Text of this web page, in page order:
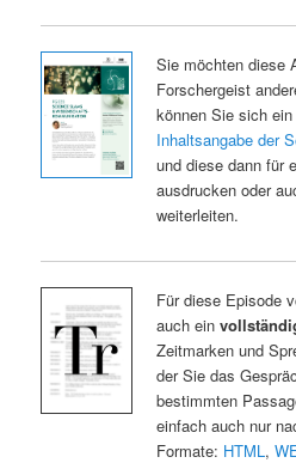
Sie möchten diese
Forschergeist
können Sie sich
Inhaltsangabe der
und diese dann für
ausdrucken oder
weiterleiten.
Für diese Episode
auch ein
Zeitmarken und
der Sie das
bestimmten
einfach auch nur
Formate: HTML ,